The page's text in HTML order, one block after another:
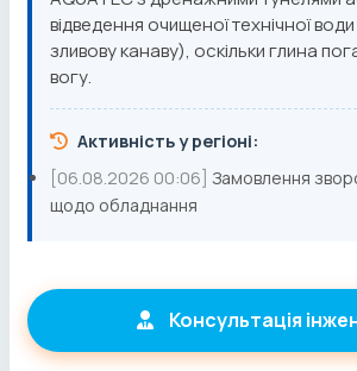
відведення очищеної технічної
зливову канаву), оскільки глина
вогу.
Активність у регіоні:
[06.08.2026 00:06] Замовлення
щодо обладнання
Консультація